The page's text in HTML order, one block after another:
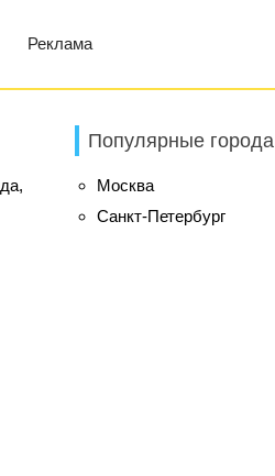
Реклама
Популярные города
Москва
Санкт-Петербург